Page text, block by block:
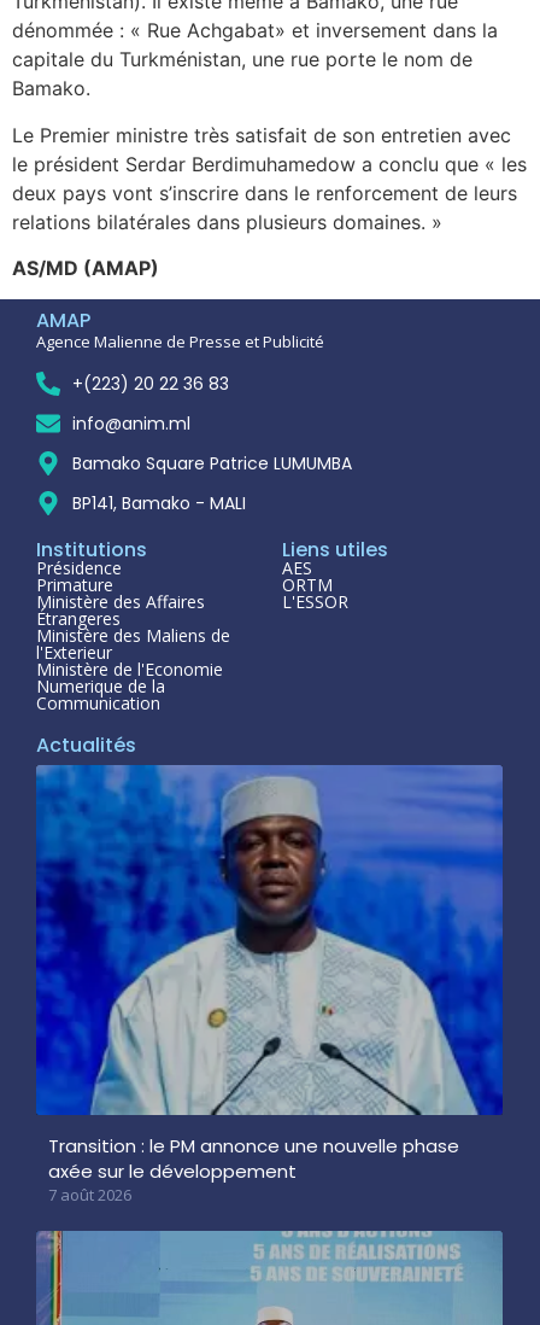
dénommée : « Rue Achgabat» et inversement dans la
capitale du Turkménistan, une rue porte le nom de
Bamako.
Le Premier ministre très satisfait de son entretien avec
le président Serdar Berdimuhamedow a conclu que « les
deux pays vont s’inscrire dans le renforcement de leurs
relations bilatérales dans plusieurs domaines. »
AS/MD (AMAP)
AMAP
Agence Malienne de Presse et Publicité
+(223) 20 22 36 83
info@anim.ml
Bamako Square Patrice LUMUMBA
BP141, Bamako - MALI
Institutions
Présidence
Primature
Ministère des Affaires
Étrangeres
Ministère des Maliens de
l'Exterieur
Ministère de l'Economie
Numerique de la
Communication
Liens utiles
AES
ORTM
L'ESSOR
Actualités
Transition : le PM annonce une nouvelle phase
axée sur le développement
7 août 2026